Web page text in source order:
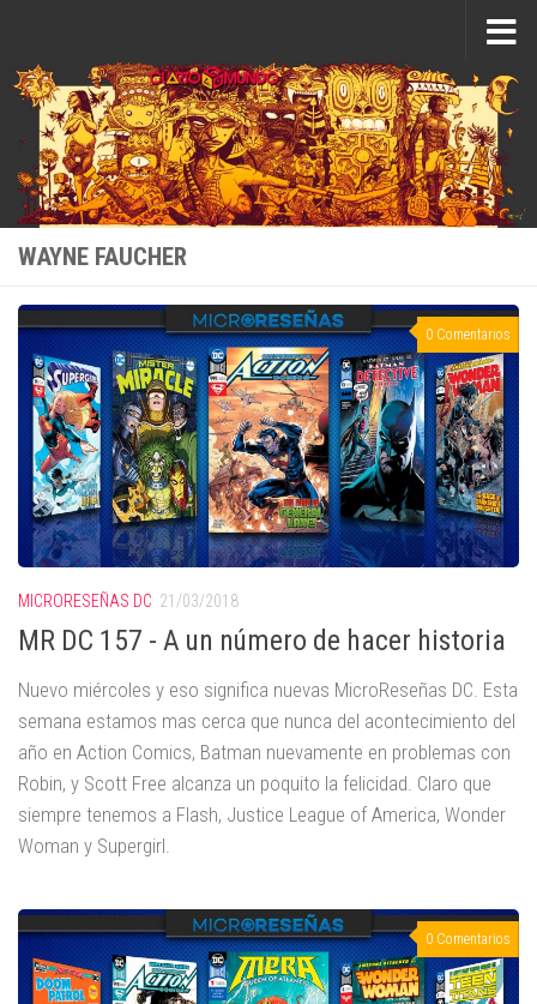
WAYNE FAUCHER
0 Comentarios
MICRORESEÑAS DC 21/03/2018
MR DC 157 - A un número de hacer historia
Nuevo miércoles y eso significa nuevas MicroReseñas DC. Esta
semana estamos mas cerca que nunca del acontecimiento del
año en Action Comics, Batman nuevamente en problemas con
Robin, y Scott Free alcanza un poquito la felicidad. Claro que
siempre tenemos a Flash, Justice League of America, Wonder
Woman y Supergirl.
0 Comentarios